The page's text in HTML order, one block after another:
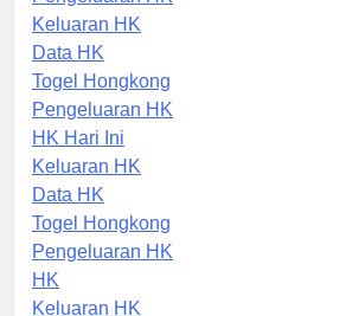
Pengeluaran HK
Keluaran HK
Data HK
Togel Hongkong
Pengeluaran HK
HK Hari Ini
Keluaran HK
Data HK
Togel Hongkong
Pengeluaran HK
HK